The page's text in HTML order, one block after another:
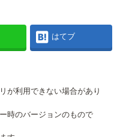
はてブ
が利用できない場合があり
時のバージョンのもので